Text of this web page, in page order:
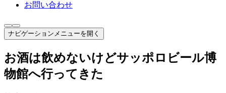
お問い合わせ
ナビゲーションメニューを開く
お酒は飲めないけどサッポロビール博
物館へ行ってきた